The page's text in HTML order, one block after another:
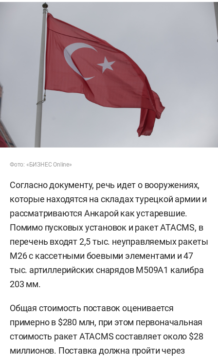
Фото: «БИЗНЕС Online»
Согласно документу, речь идет о вооружениях,
которые находятся на складах турецкой армии и
рассматриваются Анкарой как устаревшие.
Помимо пусковых установок и ракет ATACMS, в
перечень входят 2,5 тыс. неуправляемых ракеты
M26 с кассетными боевыми элементами и 47
тыс. артиллерийских снарядов M509A1 калибра
203 мм.
Общая стоимость поставок оценивается
примерно в $280 млн, при этом первоначальная
стоимость ракет ATACMS составляет около $28
миллионов. Поставка должна пройти через